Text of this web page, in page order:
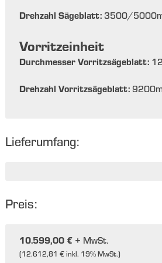
Drehzahl Sägeblatt: 3500/5000
Vorritzeinheit
Durchmesser Vorritzsägeblatt:
Drehzahl Vorritzsägeblatt: 9200
Lieferumfang:
Preis:
10.599,00 € + MwSt.
(12.612,81 €inkl. 19% MwSt.)